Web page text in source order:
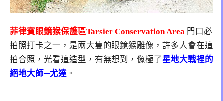
菲律賓眼鏡猴保護區Tarsier Conservation Area 門口必
拍照打卡之一，是兩大隻的眼鏡猴雕像，許多人會在這
拍合照，光看這造型，有無想到，像極了星地大戰裡的
絕地大師─尤達 。